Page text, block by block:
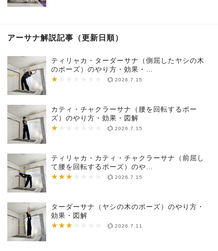
アーサナ解説記事（更新日順）
ティリャカ・ターダーサナ（側屈したヤシの木
のポーズ）のやり方・効果・…
★
★★★★★★★ 2026.7.15
カティ・チャクラーサナ（腰を回転するポー
ズ）のやり方・効果・図解
★
★★★★★★★ 2026.7.15
ティリャカ・カティ・チャクラーサナ（前屈し
て腰を回転するポーズ）のや…
★★★
★★★★★★★ 2026.7.15
ターダーサナ（ヤシの木のポーズ）のやり方・
効果・図解
★★★
★★★★★★★ 2026.7.11